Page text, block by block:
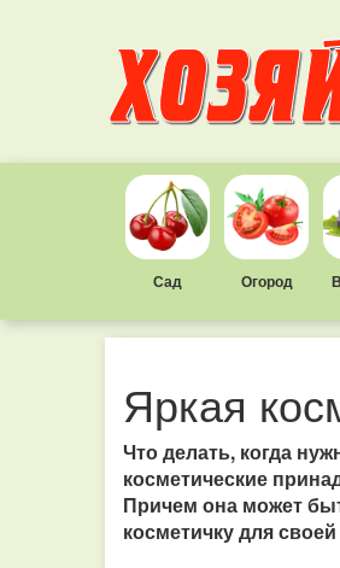
Сад Огород
Яркая
Что делать, когда
косметические
Причем она может
косметичку для